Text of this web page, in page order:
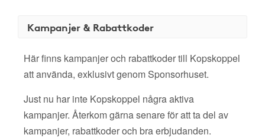
Kampanjer & Rabattkoder
Här finns kampanjer och rabattkoder till Kopskoppel
att använda, exklusivt genom Sponsorhuset.
Just nu har inte Kopskoppel några aktiva
kampanjer. Återkom gärna senare för att ta del av
kampanjer, rabattkoder och bra erbjudanden.